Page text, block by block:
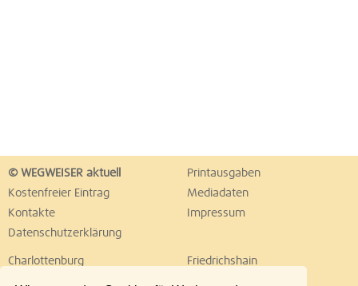
© WEGWEISER aktuell
Printausgaben
Kostenfreier Eintrag
Mediadaten
Kontakte
Impressum
Datenschutzerklärung
Charlottenburg
Friedrichshain